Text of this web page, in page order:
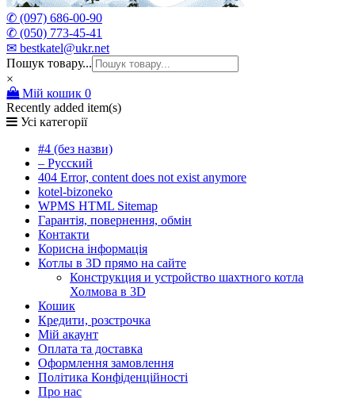
✆ (097) 686-00-90
✆ (050) 773-45-41
✉ bestkatel@ukr.net
Пошук товару...
×
Мій кошик 0
Recently added item(s)
Усі категорії
#4 (без назви)
– Русский
404 Error, content does not exist anymore
kotel-bizoneko
WPMS HTML Sitemap
Гарантія, повернення, обмін
Контакти
Корисна інформація
Котлы в 3D прямо на сайте
Конструкция и устройство шахтного котла
Холмова в 3D
Кошик
Кредити, розстрочка
Мій акаунт
Оплата та доставка
Оформлення замовлення
Політика Конфіденційності
Про нас